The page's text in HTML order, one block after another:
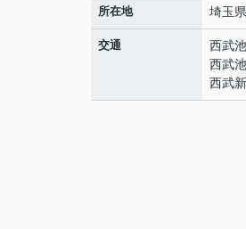
所在地 埼玉県
交通 西武
西武
西武